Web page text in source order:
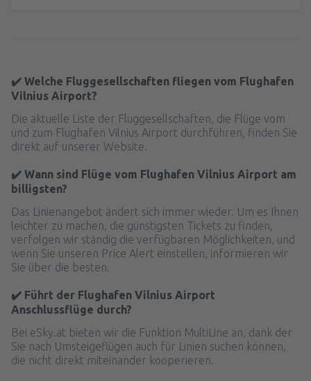
✔️ Welche Fluggesellschaften fliegen vom Flughafen
Vilnius Airport?
Die aktuelle Liste der Fluggesellschaften, die Flüge vom
und zum Flughafen Vilnius Airport durchführen, finden Sie
direkt auf unserer Website.
✔️ Wann sind Flüge vom Flughafen Vilnius Airport am
billigsten?
Das Linienangebot ändert sich immer wieder. Um es Ihnen
leichter zu machen, die günstigsten Tickets zu finden,
verfolgen wir ständig die verfügbaren Möglichkeiten, und
wenn Sie unseren Price Alert einstellen, informieren wir
Sie über die besten.
✔️ Führt der Flughafen Vilnius Airport
Anschlussflüge durch?
Bei eSky.at bieten wir die Funktion MultiLine an, dank der
Sie nach Umsteigeflügen auch für Linien suchen können,
die nicht direkt miteinander kooperieren.